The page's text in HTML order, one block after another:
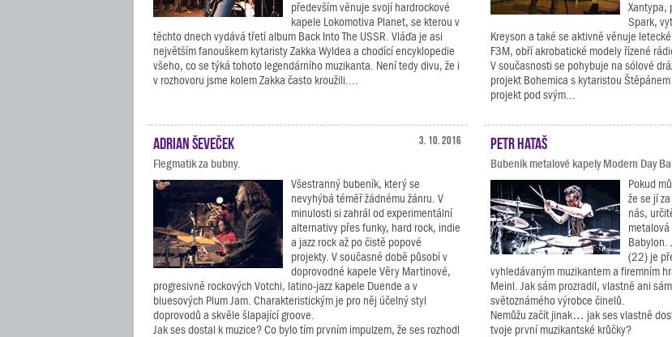
především věnuje svojí hardrockové
kapele Lokomotiva Planet, se kterou v
těchto dnech vydává třetí album Back Into The USSR. Vláďa je asi
největším fanouškem kytaristy Zakka Wyldea a chodící encyklopedie
všeho, co se týká tohoto legendárního muzikanta. Není tedy divu, že i
v rozhovoru jsme kolem Zakka často kroužili....
Xantypa,
Spark,
Kreyson a také se aktivně věnuje
F3M, obří akrobatické modely řízené
V současnosti se pohybuje na sólové
projekt Bohemica s kytaristou
projekt pod svým...
3. 10. 2016
Adrian Ševeček
Flegmatik za bubny.
Všestranný bubeník, který se
nevyhýbá téměř žádnému žánru. V
minulosti si zahrál od experimentální
alternativy přes funky, hard rock, indie
a jazz rock až po čistě popové
projekty. V současné době působí v
doprovodné kapele Věry Martinové,
progresivně rockových Votchi, latino-jazz kapele Duende a v
bluesových Plum Jam. Charakteristickým je pro něj účelný styl
doprovodů a skvěle šlapající groove.
Jak ses dostal k muzice? Co bylo tím prvním impulzem, že ses rozhodl
Petr Hataš
Bubeník metalové kapely Modern Day
Pokud
že se jí
nás,
Babylon.
(22) je
vyhledávaným muzikantem a firemním
Meinl. Jak sám prozradil, vlastně ani
světoznámého výrobce činelů.
Nemůžu začít jinak… jak ses vlastně
tvoje první muzikantské krůčky?